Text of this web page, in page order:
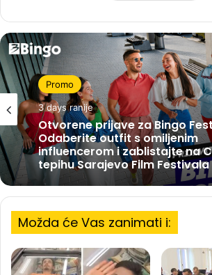
Promo
3 days ranije
Otvorene prijave za Bingo
Odaberite outfit s omiljenim
influencerom i zablistajte na
tepihu Sarajevo Film Festivala
Možda će Vas zanimati i: